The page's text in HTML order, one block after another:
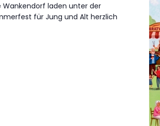
Wankendorf laden unter der
für Jung und Alt herzlich